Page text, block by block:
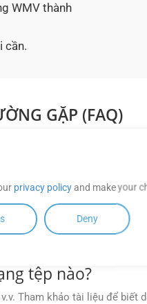
WMV thành
cần.
GẶP (FAQ)
lượng hình
ảnh cho PDF, chỉ định
tệp nào?
Tham khảo tài liệu để
privacy policyand make your
Deny